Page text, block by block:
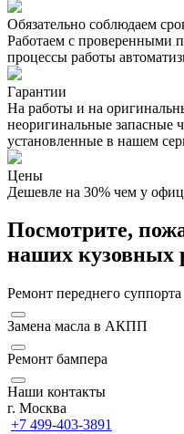
Обязательно соблюдаем
Работаем с проверенными
процессы работы
Гарантии
На работы и на
неоригинальные запасные
установленные в нашем
Цены
Дешевле на 30% чем у
Посмотрите,
наших кузовных
Ремонт переднего суппорта
Замена масла в АКПП
Ремонт бампера
Наши контакты
г. Москва
+7 499-403-3891